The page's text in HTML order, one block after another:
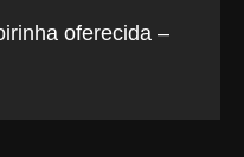
oferecida –